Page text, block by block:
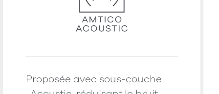
Proposée avec sous-couche